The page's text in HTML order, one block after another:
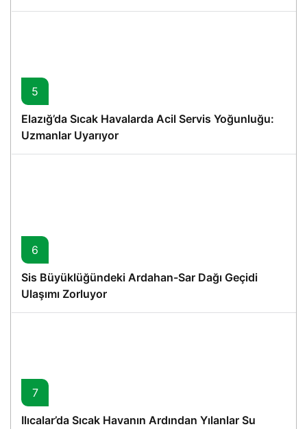
5
Elazığ’da Sıcak Havalarda Acil Servis Yoğunluğu:
Uzmanlar Uyarıyor
6
Sis Büyüklüğündeki Ardahan-Sar Dağı Geçidi
Ulaşımı Zorluyor
7
Ilıcalar’da Sıcak Havanın Ardından Yılanlar Su